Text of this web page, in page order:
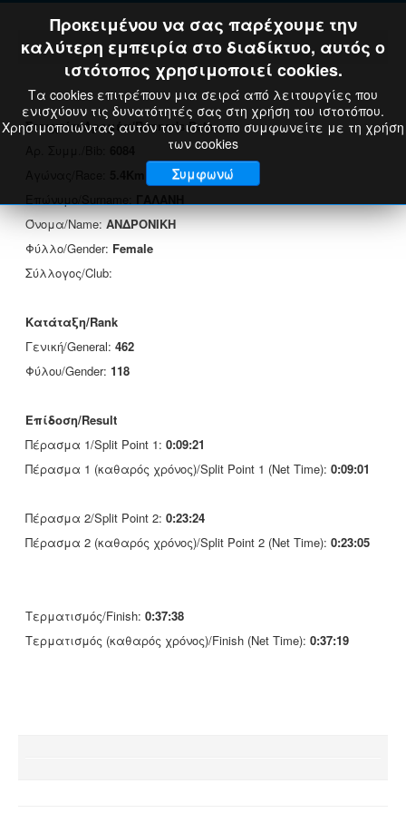
Στοιχεία Δρομέα/Runner's Data
Όνομα/Name:ΑΝΔΡΟΝΙΚΗ
Φύλλο/Gender: Female
Σύλλογος/Club:
Κατάταξη/Rank
Γενική/General: 462
Φύλου/Gender: 118
Επίδοση/Result
Πέρασμα 1/Split Point 1: 0:09:21
Πέρασμα 1 (καθαρός χρόνος)/Split Point 1 (Net Time): 0:09:01
Πέρασμα 2/Split Point 2: 0:23:24
Πέρασμα 2 (καθαρός χρόνος)/Split Point 2 (Net Time): 0:23:05
Τερματισμός/Finish: 0:37:38
Τερματισμός (καθαρός χρόνος)/Finish (Net Time): 0:37:19
Προκειμένου να σας παρέχουμε την
καλύτερη εμπειρία στο διαδίκτυο, αυτός ο
ιστότοπος χρησιμοποιεί cookies.
Τα cookies επιτρέπουν μια σειρά από λειτουργίες που
ενισχύουν τις δυνατότητές σας στη χρήση του ιστοτόπου.
Χρησιμοποιώντας αυτόν τον ιστότοπο συμφωνείτε με τη χρήση
των cookies
Συμφωνώ